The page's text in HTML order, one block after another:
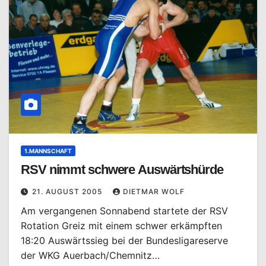
1.MANNSCHAFT
RSV nimmt schwere Auswärtshürde
21. AUGUST 2005 DIETMAR WOLF
Am vergangenen Sonnabend startete der RSV
Rotation Greiz mit einem schwer erkämpften
18:20 Auswärtssieg bei der Bundesligareserve
der WKG Auerbach/Chemnitz…